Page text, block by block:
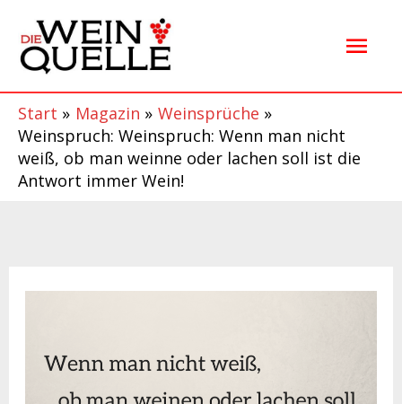
Inhalt
springen
Start Magazin
Weinsprüche
Weinspruch: Weinspruch: Wenn man nicht
weiß, ob man weinne oder lachen soll ist die
Antwort immer Wein!